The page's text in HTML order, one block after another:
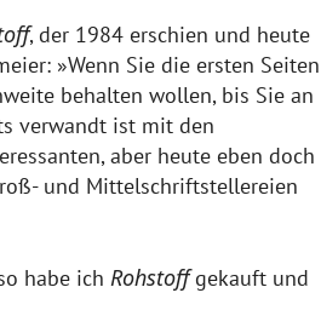
, der 1984 erschien und heute
»Wenn Sie die ersten Seiten
behalten wollen, bis Sie an
verwandt ist mit den
aber heute eben doch
und Mittelschriftstellereien
habe ich Rohstoffgekauft und